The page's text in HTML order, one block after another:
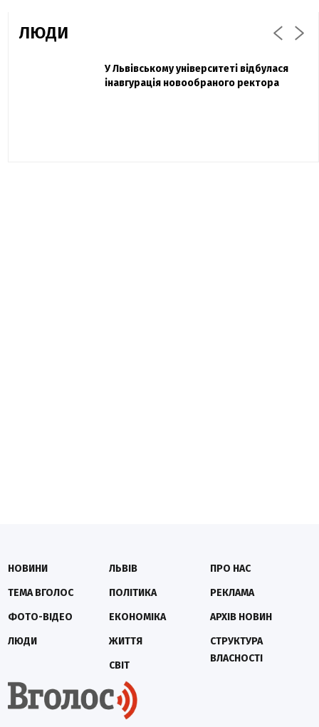
ЛЮДИ
Павло Дак
Захисник "Азовсталі" Діанов вдруге
одружився та показав фото з весілля
У Львівському університеті відбулася
інавгурація новообраного ректора
НОВИНИ
ТЕМА ВГОЛОС
ФОТО-ВІДЕО
ЛЮДИ
ЛЬВІВ
ПОЛІТИКА
ЕКОНОМІКА
ЖИТТЯ
СВІТ
ПРО НАС
РЕКЛАМА
АРХІВ НОВИН
СТРУКТУРА
ВЛАСНОСТІ